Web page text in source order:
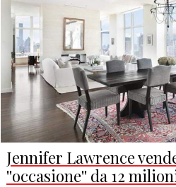
Jennifer Lawrence
''occasione'' da 12